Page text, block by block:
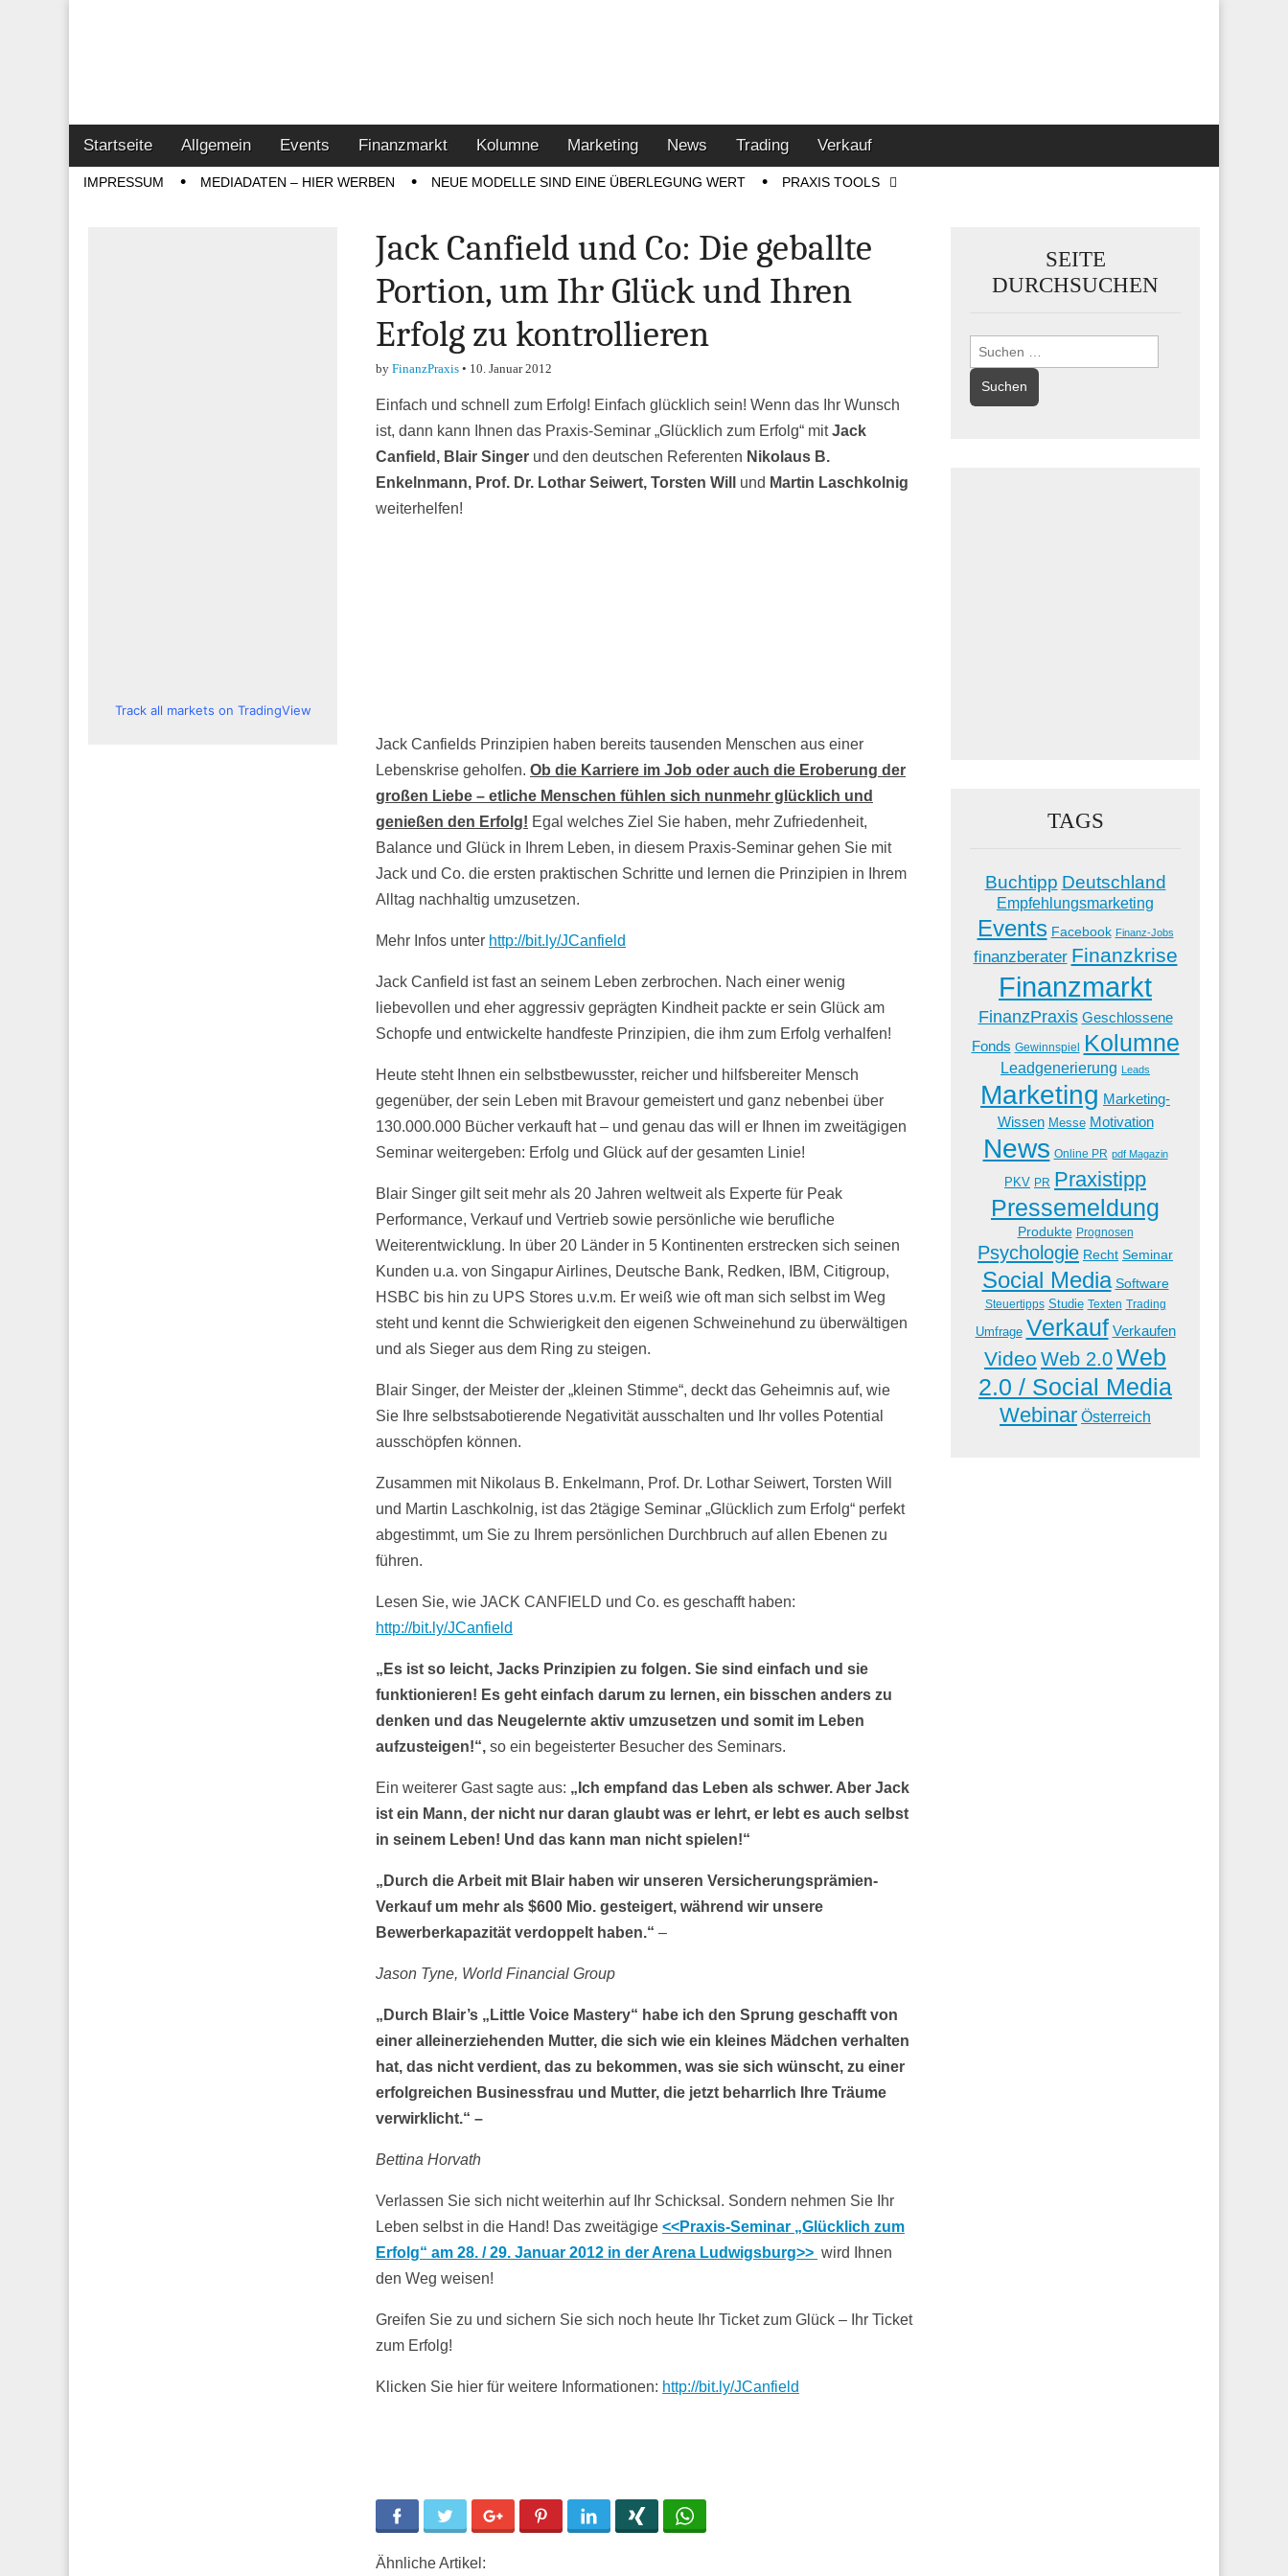
Main
menu
Skip
to
content
Startseite Allgemein Events Finanzmarkt Kolumne Marketing News Trading Verkauf
SubIMPRESSUM MEDIADATEN – HIER WERBEN NEUE MODELLE SIND EINE ÜBERLEGUNG WERT PRAXIS TOOLS
Jack Canfield und Co: Die geballte
Portion, um Ihr Glück und Ihren
Erfolg zu kontrollieren
by FinanzPraxis • 10. Januar 2012
Einfach und schnell zum Erfolg! Einfach glücklich sein! Wenn das Ihr Wunsch
ist, dann kann Ihnen das Praxis-Seminar „Glücklich zum Erfolg“ mitJack
Canfield, Blair Singer und den deutschen Referenten Nikolaus B.
Enkelnmann, Prof. Dr. Lothar Seiwert, Torsten Will und Martin Laschkolnig
weiterhelfen!
Jack Canfields Prinzipien haben bereits tausenden Menschen aus einer
Lebenskrise geholfen. Ob die Karriere im Job oder auch die Eroberung der
großen Liebe – etliche Menschen fühlen sich nunmehr glücklich und
genießen den Erfolg! Egal welches Ziel Sie haben, mehr Zufriedenheit,
Balance und Glück in Ihrem Leben, in diesem Praxis-Seminar gehen Sie mit
Jack und Co. die ersten praktischen Schritte und lernen die Prinzipien in Ihrem
Alltag nachhaltig umzusetzen.
Mehr Infos unter http://bit.ly/JCanfield
Jack Canfield ist fast an seinem Leben zerbrochen. Nach einer wenig
liebevollen und eher aggressiv geprägten Kindheit packte er sein Glück am
Schopfe und entwickelte handfeste Prinzipien, die ihm zum Erfolg verhalfen!
Heute steht Ihnen ein selbstbewusster, reicher und hilfsbereiter Mensch
gegenüber, der sein Leben mit Bravour gemeistert und ganz nebenbei über
130.000.000 Bücher verkauft hat – und genau das will er Ihnen im zweitägigen
Seminar weitergeben: Erfolg und Glück auf der gesamten Linie!
Blair Singer gilt seit mehr als 20 Jahren weltweit als Experte für Peak
Performance, Verkauf und Vertrieb sowie persönliche wie berufliche
Weiterentwicklung. In über 20 Länder in 5 Kontinenten erstrecken sich seinen
Kunden u.a. von Singapur Airlines, Deutsche Bank, Redken, IBM, Citigroup,
HSBC bis hin zu UPS Stores u.v.m. Er weiß wie oft man sich selbst im Weg
steht und kennt die Schwierigkeit den eigenen Schweinehund zu überwältigen
und als Sieger aus dem Ring zu steigen.
Blair Singer, der Meister der „kleinen Stimme“, deckt das Geheimnis auf, wie
Sie Ihre selbstsabotierende Negativität ausschalten und Ihr volles Potential
ausschöpfen können.
Zusammen mit Nikolaus B. Enkelmann, Prof. Dr. Lothar Seiwert, Torsten Will
und Martin Laschkolnig, ist das 2tägige Seminar „Glücklich zum Erfolg“ perfekt
abgestimmt, um Sie zu Ihrem persönlichen Durchbruch auf allen Ebenen zu
führen.
Lesen Sie, wie JACK CANFIELD und Co. es geschafft haben:
http://bit.ly/JCanfield
„Es ist so leicht, Jacks Prinzipien zu folgen. Sie sind einfach und sie
funktionieren! Es geht einfach darum zu lernen, ein bisschen anders zu
denken und das Neugelernte aktiv umzusetzen und somit im Leben
aufzusteigen!“, so ein begeisterter Besucher des Seminars.
Ein weiterer Gast sagte aus: „Ich empfand das Leben als schwer. Aber Jack
ist ein Mann, der nicht nur daran glaubt was er lehrt, er lebt es auch selbst
in seinem Leben! Und das kann man nicht spielen!“
„Durch die Arbeit mit Blair haben wir unseren Versicherungsprämien-
Verkauf um mehr als $600 Mio. gesteigert, während wir unsere
Bewerberkapazität verdoppelt haben.“ –
Jason Tyne, World Financial Group
„Durch Blair’s „Little Voice Mastery“ habe ich den Sprung geschafft von
einer alleinerziehenden Mutter, die sich wie ein kleines Mädchen verhalten
hat, das nicht verdient, das zu bekommen, was sie sich wünscht, zu einer
erfolgreichen Businessfrau und Mutter, die jetzt beharrlich Ihre Träume
verwirklicht.“ –
Bettina Horvath
Verlassen Sie sich nicht weiterhin auf Ihr Schicksal. Sondern nehmen Sie Ihr
Leben selbst in die Hand! Das zweitägige <<Praxis-Seminar „Glücklich zum
Erfolg“ am 28. / 29. Januar 2012 in der Arena Ludwigsburg>> wird Ihnen
den Weg weisen!
Greifen Sie zu und sichern Sie sich noch heute Ihr Ticket zum Glück – Ihr Ticket
zum Erfolg!
Klicken Sie hier für weitere Informationen: http://bit.ly/JCanfield
Facebook Twitter Google+ Pinterest LinkedIn
Ähnliche Artikel:
Track all markets on TradingView
SEITE
DURCHSUCHEN
Suchen
nach:
TAGS
Buchtipp Deutschland
Empfehlungsmarketing
Events Facebook Finanz-Jobs
finanzberater Finanzkrise
Finanzmarkt
FinanzPraxis Geschlossene
Fonds Gewinnspiel Kolumne
Leadgenerierung Leads
Marketing Marketing-
Wissen Messe Motivation
News Online PR pdf Magazin
PKV PR Praxistipp
Pressemeldung
Produkte Prognosen
Psychologie Recht Seminar
Social Media Software
Steuertipps Studie Texten Trading
Umfrage Verkauf Verkaufen
Video Web 2.0Web
2.0 / Social Media
Webinar Österreich